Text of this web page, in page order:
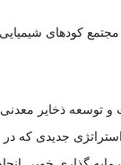
کودهای
و توسعه ذخایر
کانمین گفت: از سال 97 بر